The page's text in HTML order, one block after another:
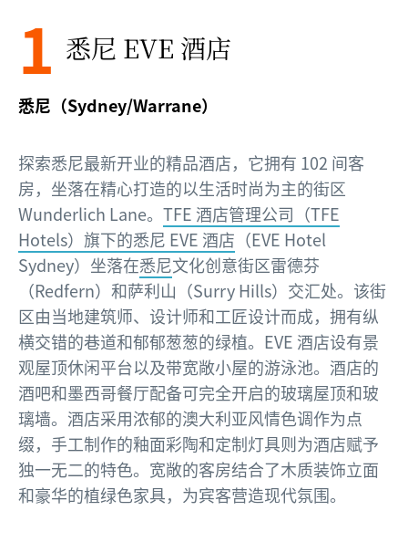
1 悉尼 EVE 酒店
悉尼（Sydney/Warrane）
探索悉尼最新开业的精品酒店，它拥有 102 间客
房，坐落在精心打造的以生活时尚为主的街区
Wunderlich Lane。 TFE 酒店管理公司（TFE
Hotels）旗下的悉尼 EVE 酒店 （EVE Hotel
Sydney）坐落在悉尼文化创意街区雷德芬
（Redfern）和萨利山（Surry Hills）交汇处。该街
区由当地建筑师、设计师和工匠设计而成，拥有纵
横交错的巷道和郁郁葱葱的绿植。EVE 酒店设有景
观屋顶休闲平台以及带宽敞小屋的游泳池。酒店的
酒吧和墨西哥餐厅配备可完全开启的玻璃屋顶和玻
璃墙。酒店采用浓郁的澳大利亚风情色调作为点
缀，手工制作的釉面彩陶和定制灯具则为酒店赋予
独一无二的特色。宽敞的客房结合了木质装饰立面
和豪华的植绿色家具，为宾客营造现代氛围。